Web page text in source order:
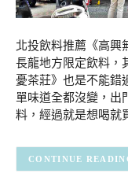
北投飲料推薦《高興
長龍地方限定飲料，
憂茶莊》也是不能錯
單味道全都沒變，出
料，經過就是想喝就
CONTINUE